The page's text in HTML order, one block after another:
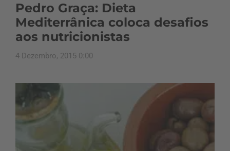
Pedro Graça: Dieta
Mediterrânica coloca desafios
aos nutricionistas
4 Dezembro, 2015 0:00